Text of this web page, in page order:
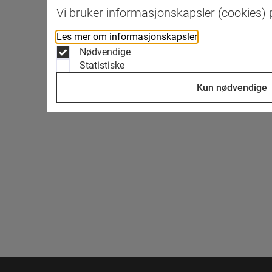
Vi bruker informasjonskapsler (cookies)
Les mer om informasjonskapsler
Nødvendige
Statistiske
Kun nødvendige